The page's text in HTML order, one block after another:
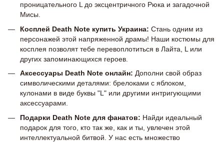
проницательного L до эксцентричного Рюка и загадочной
Мисы.
Косплей Death Note купить Украина: Стань одним из
персонажей этой напряженной драмы! Наши костюмы для
косплея позволят тебе перевоплотиться в Лайта, L или
других запоминающихся героев.
Аксессуары Death Note онлайн: Дополни свой образ
символическими деталями: брелоками с яблоком,
кулонами в виде буквы "L" или другими интригующими
аксессуарами.
Подарки Death Note для фанатов: Найди идеальный
подарок для того, кто так же, как и ты, увлечен этой
интеллектуальной битвой. У нас есть множество